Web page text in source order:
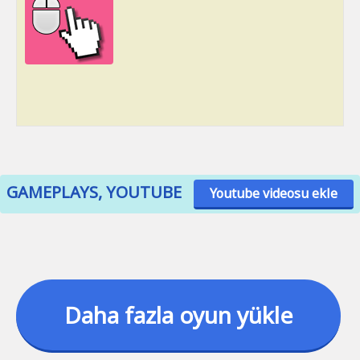
GAMEPLAYS, YOUTUBE Youtube videosu ekle
Daha fazla oyun yükle